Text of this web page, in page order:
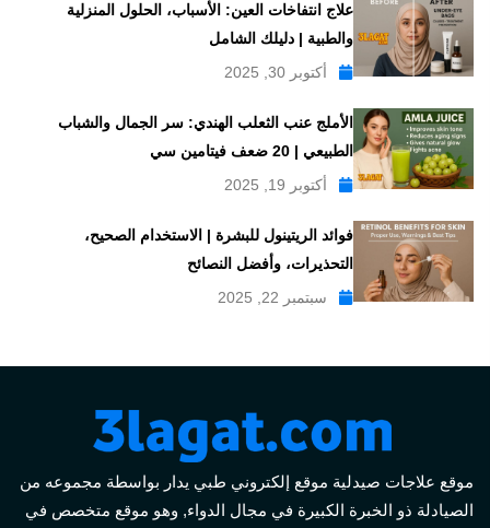
علاج انتفاخات العين: الأسباب، الحلول المنزلية
والطبية | دليلك الشامل
أكتوبر 30, 2025
الأملج عنب الثعلب الهندي: سر الجمال والشباب
الطبيعي | 20 ضعف فيتامين سي
أكتوبر 19, 2025
فوائد الريتينول للبشرة | الاستخدام الصحيح،
التحذيرات، وأفضل النصائح
سبتمبر 22, 2025
موقع علاجات صيدلية موقع إلكتروني طبي يدار بواسطة مجموعه من
الصيادلة ذو الخبرة الكبيرة في مجال الدواء, وهو موقع متخصص في